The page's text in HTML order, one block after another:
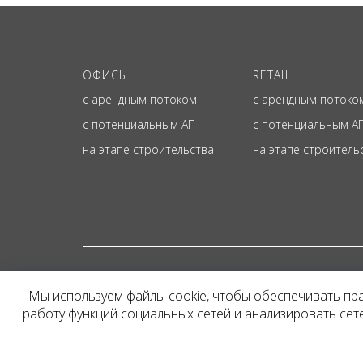
ОФИСЫ
с арендным потоком
с потенциальным АП
на этапе строительства
RETAIL
с арендным
с потенциальным
на этапе
Представленная на
и не является
Мы используем файлы cookie, чтобы обеспечивать
работу функций социальных сетей и анализировать